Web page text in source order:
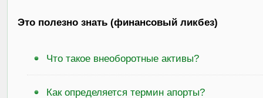
Это полезно знать (финансовый ликбез)
Что такое внеоборотные активы?
Как определяется термин апорты?